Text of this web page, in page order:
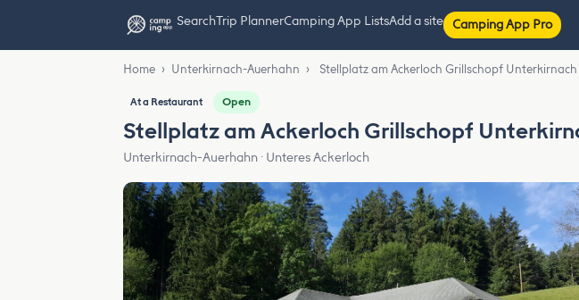
SearchTrip PlannerCamping App ListsAdd a site Camping App Pro
Home › Unterkirnach-Auerhahn › Stellplatz am Ackerloch Grillschopf Unterkirnach
At a Restaurant Open
Stellplatz am Ackerloch Grillschopf
Unterkirnach-Auerhahn · Unteres Ackerloch